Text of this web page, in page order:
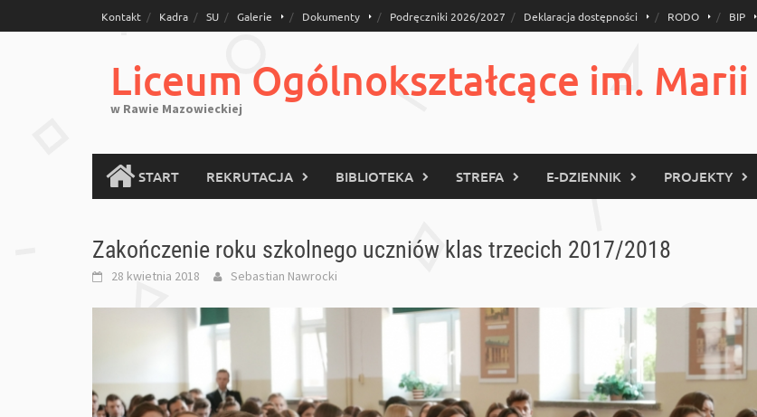
to
Kontakt Kadra SU Galerie Dokumenty Podręczniki 2026/2027 Deklaracja dostępności RODO BIP
Liceum Ogólnokształcące im.
w Rawie Mazowieckiej
START REKRUTACJA BIBLIOTEKA STREFA E-DZIENNIK PROJEKTY
Zakończenie roku szkolnego uczniów klas trzecich 2017/2018
28 kwietnia 2018 Sebastian Nawrocki